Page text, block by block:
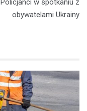
Policjanci w spotkaniu z
obywatelami Ukrainy